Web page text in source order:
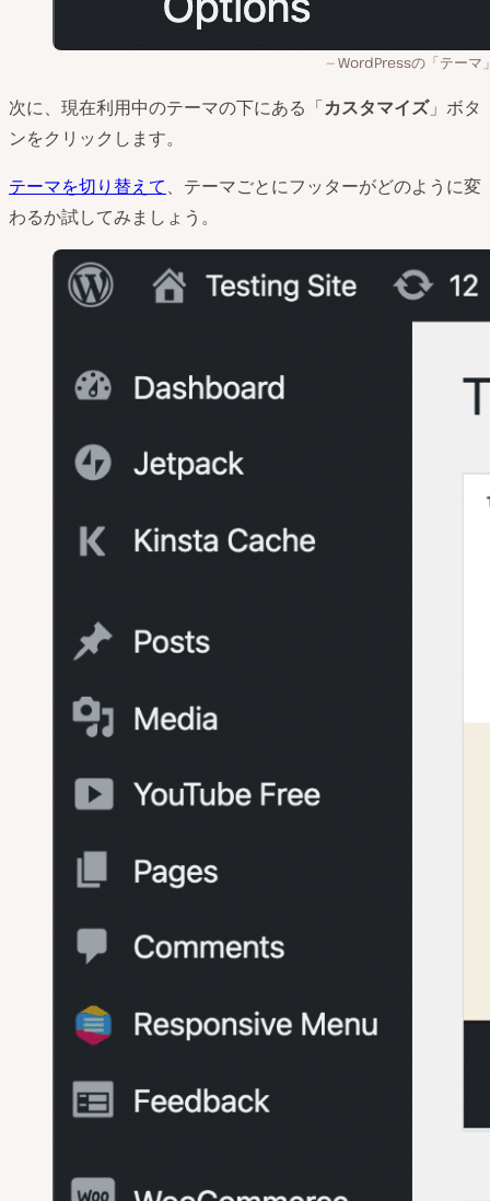
WordPressの「テーマ
次に、現在利用中のテーマの下にある「カスタマイズ」ボタ
ンをクリックします。
テーマを切り替えて、テーマごとにフッターがどのように変
わるか試してみましょう。